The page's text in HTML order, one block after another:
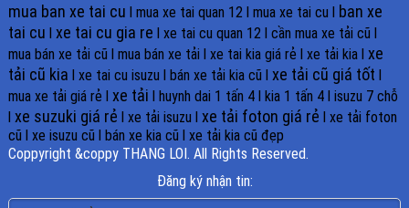
mua ban xe tai cu l mua xe tai quan 12 l mua xe tai cu l ban xe
tai cu l xe tai cu gia re l xe tai cu quan 12 l cần mua xe tải cũ l
mua bán xe tải cũ l mua bán xe tải l xe tai kia giá rẻ l xe tải kial xe
tải cũ kia l xe tai cu isuzu l bán xe tải kia cũ l xe tải cũ giá tốt l
mua xe tải giá rẻ l xe tải l huynh dai 1 tấn 4l kia 1 tấn 4l isuzu 7 chỗ
l xe suzuki giá rẻ l xe tải isuzu l xe tải foton giá rẻ l xe tải foton
cũ l xe isuzu cũ l bán xe kia cũ l xe tải kia cũ đẹp
Coppyright &coppy THANG LOI. All Rights Reserved.
Đăng ký nhận tin: